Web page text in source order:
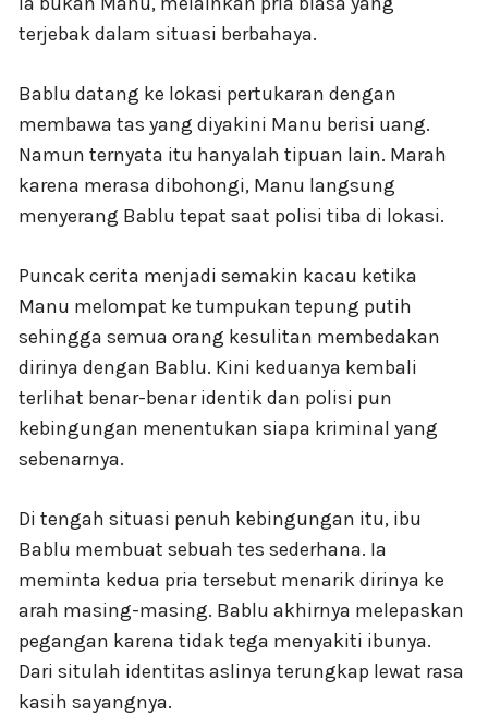
terjebak dalam situasi berbahaya.
Bablu datang ke lokasi pertukaran dengan
membawa tas yang diyakini Manu berisi uang.
Namun ternyata itu hanyalah tipuan lain. Marah
karena merasa dibohongi, Manu langsung
menyerang Bablu tepat saat polisi tiba di lokasi.
Puncak cerita menjadi semakin kacau ketika
Manu melompat ke tumpukan tepung putih
sehingga semua orang kesulitan membedakan
dirinya dengan Bablu. Kini keduanya kembali
terlihat benar-benar identik dan polisi pun
kebingungan menentukan siapa kriminal yang
sebenarnya.
Di tengah situasi penuh kebingungan itu, ibu
Bablu membuat sebuah tes sederhana. Ia
meminta kedua pria tersebut menarik dirinya ke
arah masing-masing. Bablu akhirnya melepaskan
pegangan karena tidak tega menyakiti ibunya.
Dari situlah identitas aslinya terungkap lewat rasa
kasih sayangnya.